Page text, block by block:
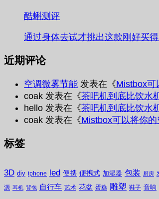
酷蝌测评
通过身体去试才挑出这款刚好买
近期评论
空调微雾节能 发表在《Mistbox可
coak 发表在《茶吧机到底比饮水
hello 发表在《茶吧机到底比饮水
coak 发表在《Mistbox可以将你
标签
3D diy iphone led 便携 便携式 加湿器 包装 厨房
源 耳机 背包 自行车 艺术 花盆 蛋糕 雕塑 鞋子 音响